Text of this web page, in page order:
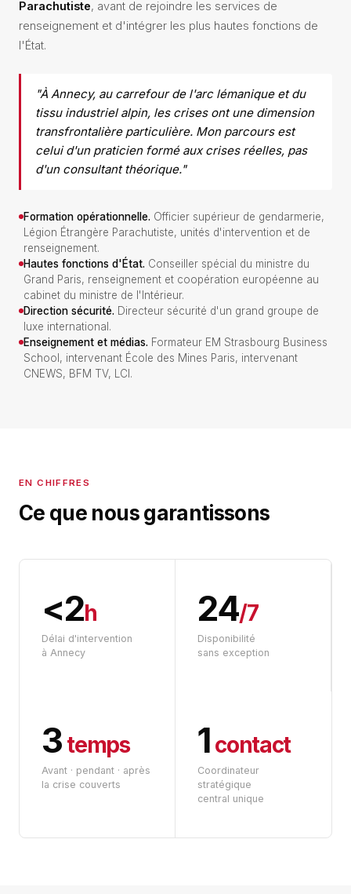
Parachutiste, avant de rejoindre les services de
renseignement et d'intégrer les plus hautes fonctions de
l'État.
"À Annecy, au carrefour de l'arc lémanique et du
tissu industriel alpin, les crises ont une dimension
transfrontalière particulière. Mon parcours est
celui d'un praticien formé aux crises réelles, pas
d'un consultant théorique."
Formation opérationnelle. Officier supérieur de gendarmerie,
Légion Étrangère Parachutiste, unités d'intervention et de
renseignement.
Hautes fonctions d'État. Conseiller spécial du ministre du
Grand Paris, renseignement et coopération européenne au
cabinet du ministre de l'Intérieur.
Direction sécurité. Directeur sécurité d'un grand groupe de
luxe international.
Enseignement et médias. Formateur EM Strasbourg Business
School, intervenant École des Mines Paris, intervenant
CNEWS, BFM TV, LCI.
EN CHIFFRES
Ce que nous garantissons
<2h
Délai d'intervention
à Annecy
24/7
Disponibilité
sans exception
3 temps
Avant · pendant · après
la crise couverts
1 contact
Coordinateur
stratégique
central unique